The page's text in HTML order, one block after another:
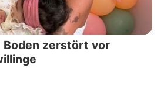
Boden zerstört vor